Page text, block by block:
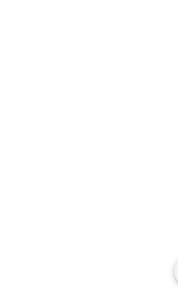
API の保護に関するベスト プラ
ICP